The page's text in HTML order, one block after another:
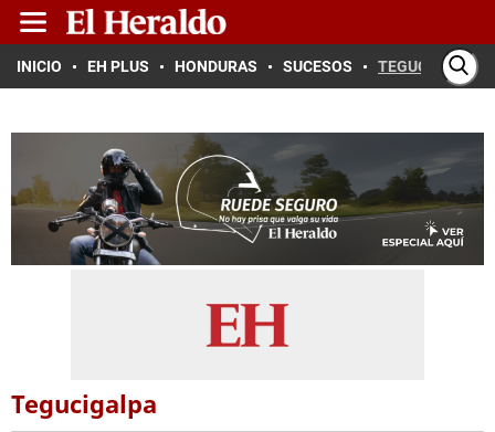
INICIO EH PLUS HONDURAS SUCESOS TEGUCIGALPA
Tegucigalpa